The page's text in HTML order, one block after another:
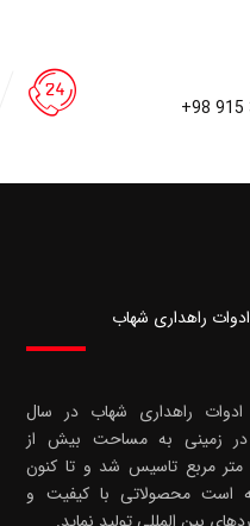
+98 915
راهداری شهاب
راهداری شهاب در سال
۱۳۷۳ در زمینی به مساحت بیش از
۳۰،۰۰۰ متر مربع تاسیس شد و تا کنون
است محصولاتی با کیفیت و